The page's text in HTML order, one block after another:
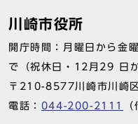
川崎市役所
開庁時間：月曜日から金
で（祝休日・12月29 日
〒210-8577川崎市川崎
電話： 044-200-2111